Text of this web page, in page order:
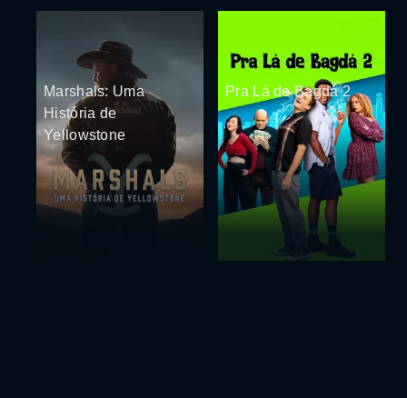
Marshals: Uma
História de
Yellowstone
Pra Lá de Bagdá 2